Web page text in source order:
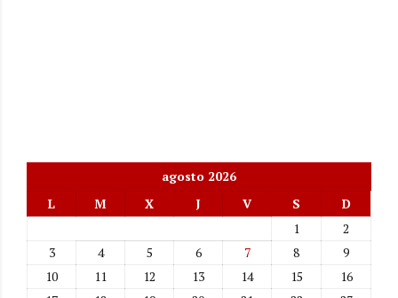
agosto 2026
L
M X J V S
D
1
2
3
4 5 6 7 8
9
10
11 12 13 14 15
16